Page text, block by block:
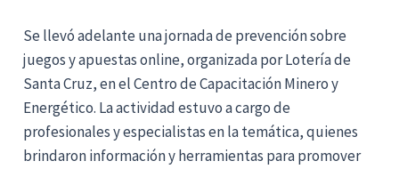
Se llevó adelante unajornada de prevención sobre
juegos y apuestas online, organizada por Lotería de
Santa Cruz, en el Centro de Capacitación Minero y
Energético. La actividad estuvo a cargo de
profesionales y especialistas en la temática, quienes
brindaron información y herramientas para promover